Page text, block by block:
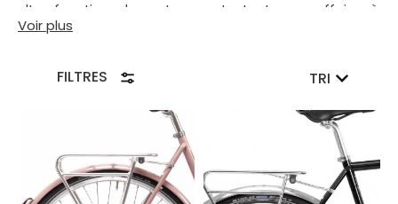
ultra-fonctionnel pour transporter toutes vos affaires à
vélo.
Voir plus
FILTRES TRI